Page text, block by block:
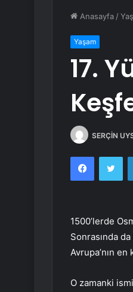
Anasayfa /
Yaşam
17.
SERÇİN
Facebook
1500’lerde
Sonrasında
Avrupa’nın
O zamanki